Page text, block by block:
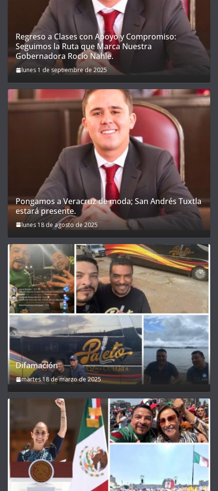
Regreso a Clases con Apoyo y Compromiso:
Seguimos la Ruta que Marca Nuestra
Gobernadora Rocío Nahle.
lunes 1 de septiembre de 2025
Pongamos a Veracruz de moda; San Andrés Tuxtla
estará presente.
lunes 18 de agosto de 2025
Difamación
martes 18 de marzo de 2025